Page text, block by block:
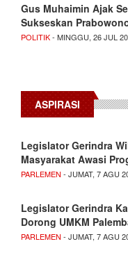
Gus Muhaimin Ajak
Sukseskan
POLITIK- MINGGU, 26 JUL
ASPIRASI
Legislator Gerindra
Masyarakat Awasi
PARLEMEN - JUMAT, 7 AGU
Legislator Gerindra
Dorong UMKM
PARLEMEN - JUMAT, 7 AGU